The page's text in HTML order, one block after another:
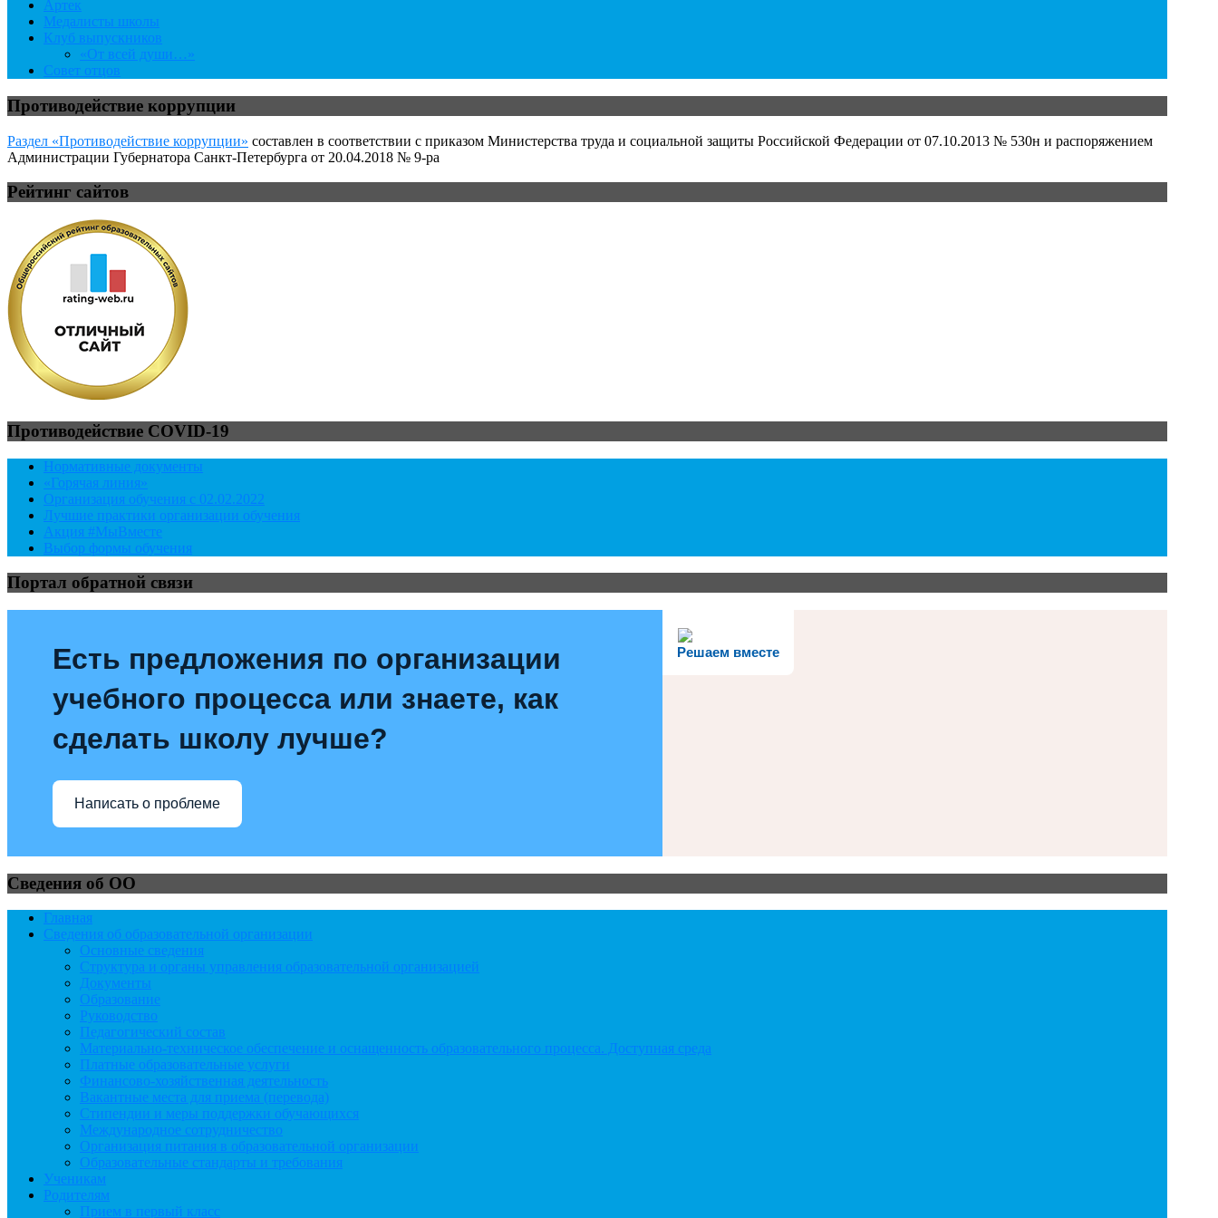
Артек
Медалисты школы
Клуб выпускников
«От всей души…»
Совет отцов
Противодействие коррупции
Раздел «Противодействие коррупции» составлен в соответствии с приказом Министерства труда и социальной защиты Российской Федерации от 07.10.2013 № 530н и распоряжением
Администрации Губернатора Санкт-Петербурга от 20.04.2018 № 9-ра
Рейтинг сайтов
Противодействие COVID-19
Нормативные документы
«Горячая линия»
Организация обучения с 02.02.2022
Лучшие практики организации обучения
Акция #МыВместе
Выбор формы обучения
Портал обратной связи
Решаем вместе
Есть предложения по организации
учебного процесса или знаете, как
сделать школу лучше?
Написать о проблеме
Сведения об ОО
Главная
Сведения об образовательной организации
Основные сведения
Структура и органы управления образовательной организацией
Документы
Образование
Руководство
Педагогический состав
Материально-техническое обеспечение и оснащенность образовательного процесса. Доступная среда
Платные образовательные услуги
Финансово-хозяйственная деятельность
Вакантные места для приема (перевода)
Стипендии и меры поддержки обучающихся
Международное сотрудничество
Организация питания в образовательной организации
Образовательные стандарты и требования
Ученикам
Родителям
Прием в первый класс